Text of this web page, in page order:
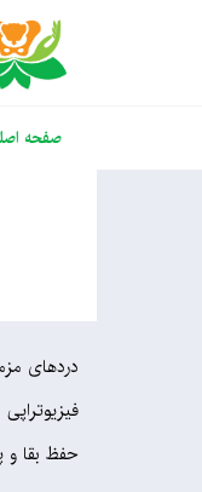
صفحه
دردهای
حفظ بقا و